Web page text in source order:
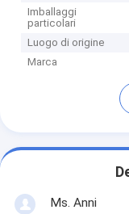
Imballaggi
particolari
Luogo di origine
Marca
Ms. Anni